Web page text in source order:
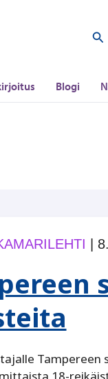
Hae
Blogi
Tampereen
18-